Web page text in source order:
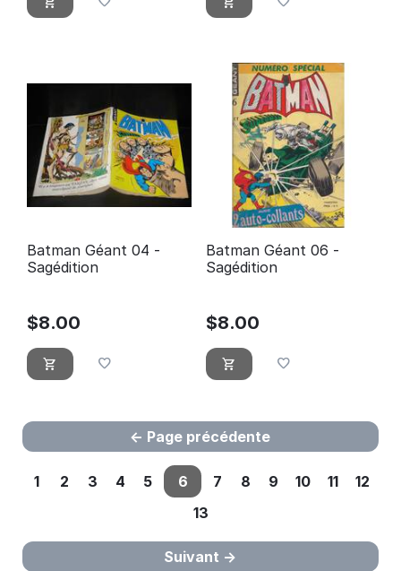
Batman Géant 04 -
Sagédition
$8.00
Batman Géant 06 -
Sagédition
$8.00
Page précédente
1 2 3 4 5 6 7 8 9 10 11
12
13
Suivant